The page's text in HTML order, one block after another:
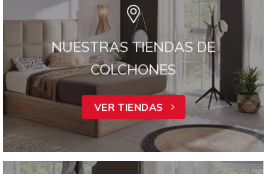
NUESTRAS TIENDAS DE
COLCHONES
VER TIENDAS